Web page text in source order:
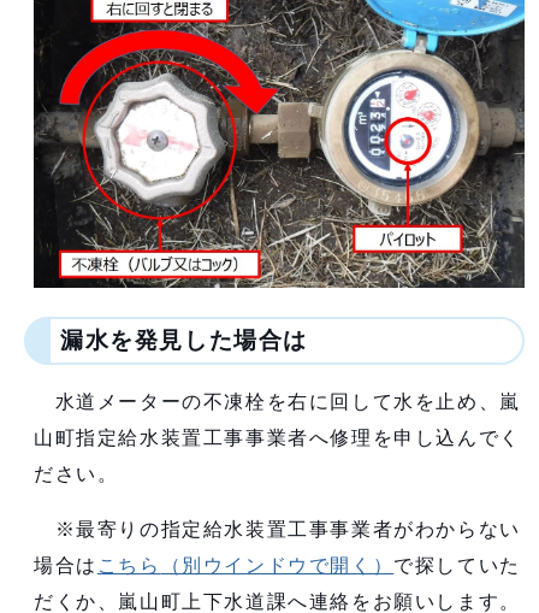
漏水を発見した場合は
水道メーターの不凍栓を右に回して水を止め、嵐
山町指定給水装置工事事業者へ修理を申し込んでく
ださい。
※最寄りの指定給水装置工事事業者がわからない
場合は こちら （別ウインドウで開く） で探していた
だくか、嵐山町上下水道課へ連絡をお願いします。